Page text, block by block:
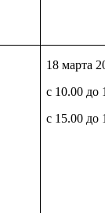
18 марта
с 10.00 до
с 15.00 до